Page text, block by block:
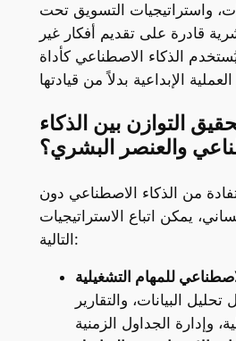
واستراتيجيات التسويق تحت
قادرة على تقديم أفكار غير
الذكاء الاصطناعي كأداة
التوازن بين الذكاء
والعنصر البشري؟
من الذكاء الاصطناعي دون
يمكن اتباع الاستراتيجيات
التالية:
للمهام التشغيلية
تحليل البيانات، والتقارير